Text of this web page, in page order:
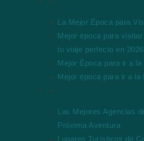
La Mejor Época para
Mejor época para
tu viaje perfecto en 2026
Mejor Época para ir a
Mejor época para ir a la
Las Mejores Agencias
Próxima Aventura
Lugares Turísticos de